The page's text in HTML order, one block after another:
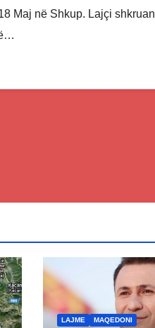
Maj në Shkup. Lajçi shkruan
LAJME MAQEDONI